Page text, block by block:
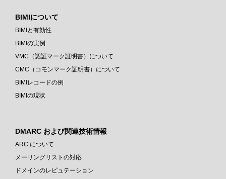
BIMIについて
BIMIと有効性
BIMIの実例
VMC（認証マーク証明書）について
CMC（コモンマーク証明書）について
BIMIレコードの例
BIMIの現状
DMARC および関連技術情報
ARC について
メーリングリストの対応
ドメインのレピュテーション